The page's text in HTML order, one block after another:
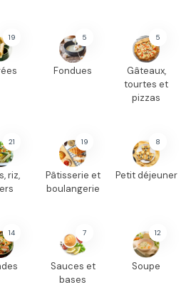
19 5
Fondues
5
Gâteaux,
tourtes et
pizzas
21
riz,
19
Pâtisserie et
boulangerie
8
Petit déjeuner
14 7
Sauces et
bases
12
Soupe